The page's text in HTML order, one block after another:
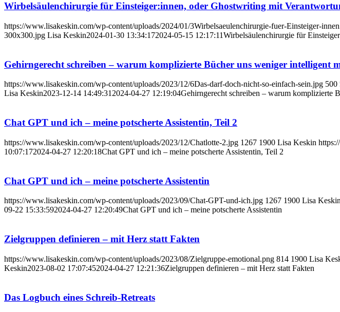
Wirbelsäulenchirurgie für Einsteiger:innen, oder Ghostwriting mit
https://www.lisakeskin.com/wp-content/uploads/2024/01/3Wirbelsaeulenchirurgie-fuer-Einsteiger-
300x300.jpg Lisa Keskin2024-01-30 13:34:172024-05-15 12:17:11Wirbelsäulenchirurgie für
Gehirngerecht schreiben – warum komplizierte Bücher uns weniger intelligent
https://www.lisakeskin.com/wp-content/uploads/2023/12/6Das-darf-doch-nicht-so-einfach-sein.jpg 500
Lisa Keskin2023-12-14 14:49:312024-04-27 12:19:04Gehirngerecht schreiben – warum komplizierte
Chat GPT und ich – meine potscherte Assistentin, Teil 2
https://www.lisakeskin.com/wp-content/uploads/2023/12/Chatlotte-2.jpg 1267 1900 Lisa Keskin
10:07:172024-04-27 12:20:18Chat GPT und ich – meine potscherte Assistentin, Teil 2
Chat GPT und ich – meine potscherte Assistentin
https://www.lisakeskin.com/wp-content/uploads/2023/09/Chat-GPT-und-ich.jpg 1267 1900 Lisa Keskin
09-22 15:33:592024-04-27 12:20:49Chat GPT und ich – meine potscherte Assistentin
Zielgruppen definieren – mit Herz statt Fakten
https://www.lisakeskin.com/wp-content/uploads/2023/08/Zielgruppe-emotional.png 814 1900 Lisa
Keskin2023-08-02 17:07:452024-04-27 12:21:36Zielgruppen definieren – mit Herz statt Fakten
Das Logbuch eines Schreib-Retreats